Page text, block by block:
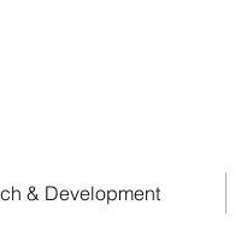
& Development